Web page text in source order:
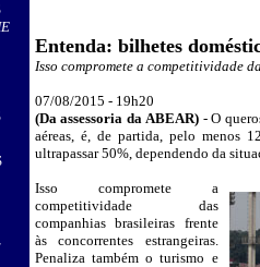
Entenda: bilhetes
Isso compromete a competitividade
07/08/2015 - 19h20
(Da assessoria da ABEAR) - O
aéreas, é, de partida, pelo menos
ultrapassar 50%, dependendo da
Isso compromete a
competitividade das
companhias brasileiras frente
às concorrentes estrangeiras.
Penaliza também o turismo e